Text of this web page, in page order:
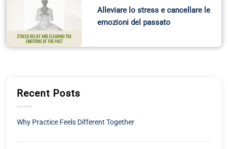
Alleviare lo stress e cancellare le
emozioni del passato
Recent Posts
Why Practice Feels Different Together